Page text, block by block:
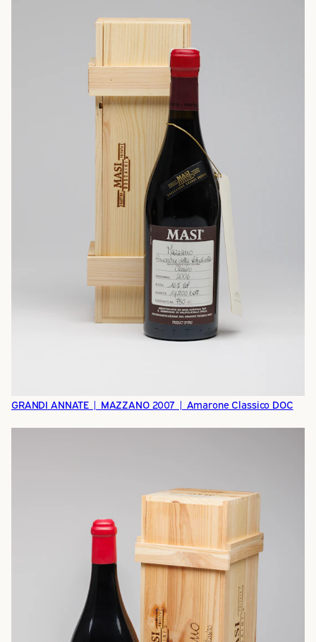
GRANDI ANNATE | MAZZANO 2007 | Amarone Classico DOC